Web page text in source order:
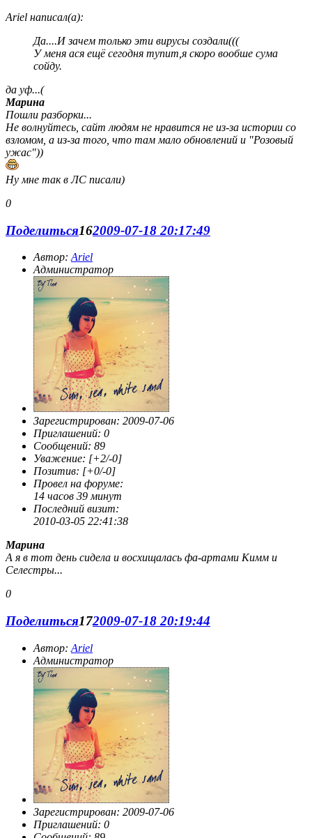
Ariel написал(а):
Да....И зачем только эти вирусы создали(((
У меня ася ещё сегодня тупит,я скоро вообше сума
сойду.
да уф...(
Марина
Пошли разборки...
Не волнуйтесь, сайт людям не нравится не из-за истории со
взломом, а из-за того, что там мало обновлений и "Розовый
ужас"))
Ну мне так в ЛС писали)
0
Поделиться162009-07-18 20:17:49
Автор: Ariel
Администратор
Зарегистрирован: 2009-07-06
Приглашений: 0
Сообщений: 89
Уважение: [+2/-0]
Позитив: [+0/-0]
Провел на форуме:
14 часов 39 минут
Последний визит:
2010-03-05 22:41:38
Марина
А я в тот день сидела и восхищалась фа-артами Кимм и
Селестры...
0
Поделиться172009-07-18 20:19:44
Автор: Ariel
Администратор
Зарегистрирован: 2009-07-06
Приглашений: 0